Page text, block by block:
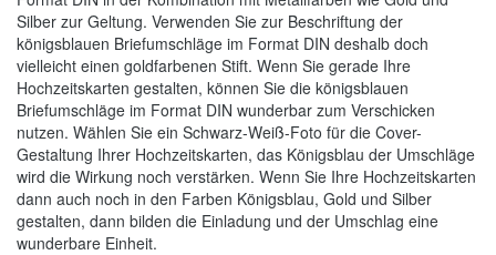
Silber zur Geltung. Verwenden Sie zur Beschriftung der
königsblauen Briefumschläge im Format DIN deshalb doch
vielleicht einen goldfarbenen Stift. Wenn Sie gerade Ihre
Hochzeitskarten gestalten, können Sie die königsblauen
Briefumschläge im Format DIN wunderbar zum Verschicken
nutzen. Wählen Sie ein Schwarz-Weiß-Foto für die Cover-
Gestaltung Ihrer Hochzeitskarten, das Königsblau der Umschläge
wird die Wirkung noch verstärken. Wenn Sie Ihre Hochzeitskarten
dann auch noch in den Farben Königsblau, Gold und Silber
gestalten, dann bilden die Einladung und der Umschlag eine
wunderbare Einheit.